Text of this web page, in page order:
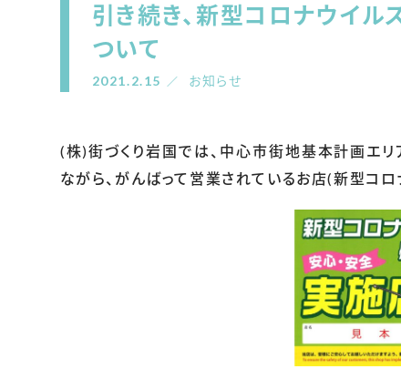
引き続き、新型コロナウイ
ついて
2021.2.15 お知らせ
(株)街づくり岩国では、中心市街地基本計画エ
ながら、がんばって営業されているお店(新型コ